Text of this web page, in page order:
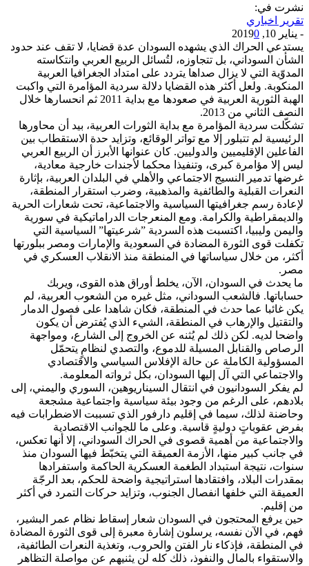
نشرت في:
تقرير اخباري
- يناير 10, 2019
0
يستدعي الحراك الذي يشهده السودان عدة قضايا، لا تقف عند حدود
الشأن السوداني، بل تتجاوزه، لتُسائل الربيع العربي وانتكاسته
المدوّية التي لا يزال صداها يتردد على امتداد الجغرافيا العربية
المنكوبة. ولعل أكثر هذه القضايا دلالة سردية المؤامرة التي واكبت
الهبة الثورية العربية في صعودها مع بداية 2011 ثم انحسارها خلال
النصف الثاني من 2013.
تشكّلت سردية المؤامرة مع بداية الثورات العربية، بيد أن محاورها
الرئيسية لم تتبلور إلا مع تواتر الوقائع، وتزايد حدة الاستقطاب بين
الفاعلين الإقليميين والدوليين. كان عنوانها الأبرز أن الربيع العربي
ليس إلا مؤامرة كبرى، وتنفيذا محكما لأجندات خارجية معادية،
غرضها تدمير النسيج الاجتماعي والأهلي في البلدان العربية، بإثارة
النعرات القبلية والطائفية والمذهبية، وضرب استقرار المنطقة،
لإعادة رسم جغرافيتها السياسية والاجتماعية، تحت شعارات الحرية
والديمقراطية والكرامة. ومع المنعرجات الدراماتيكية في سورية
واليمن وليبيا، اكتسبت هذه السردية ”شرعيتها” السياسية التي
تكفلت قوى الثورة المضادة في السعودية والإمارات ومصر ببلورتها
أكثر، من خلال سياساتها في المنطقة منذ الانقلاب العسكري في
مصر.
ما يحدث في السودان، الآن، يخلط أوراق هذه القوى، ويربك
حساباتها. فالشعب السوداني، مثل غيره من الشعوب العربية، لم
يكن غائبا عما حدث في المنطقة، فكان شاهدا على فصول الدمار
والتقتيل والإرهاب في المنطقة، الشيء الذي يُفترض أن يكون
واضحا لديه. لكن ذلك لم يُثنه عن الخروج إلى الشارع، ومواجهة
الرصاص والقنابل المسيلة للدموع، والتصدي لنظامٍ يتحمّل
المسؤولية الكاملة عن حالة الإفلاس السياسي والاقتصادي
والاجتماعي التي آل إليها السودان، بكل ثرواته المعلومة.
لم يفكر السودانيون في انتقال السيناريوهين، السوري واليمني، إلى
بلادهم، على الرغم من وجود بيئة سياسية واجتماعية مشجعة
وحاضنة لذلك، سيما في إقليم دارفور الذي تسببت الاضطرابات فيه
بفرض عقوباتٍ دوليةٍ قاسية. وعلى ما للجوانب الاقتصادية
والاجتماعية من أهمية قصوى في الحراك السوداني، إلا أنها تعكس،
في جانب كبير منها، الأزمة العميقة التي يتخبّط فيها السودان منذ
سنوات، نتيجة استبداد الطغمة العسكرية الحاكمة واستفرادها
بمقدرات البلاد، وافتقادها استراتيجية واضحة للحكم، بعد الرجّة
العميقة التي خلفها انفصال الجنوب، وتزايد حركات التمرد في أكثر
من إقليم.
حين يرفع المحتجون في السودان شعار إسقاط نظام عمر البشير،
فهم، في الآن نفسه، يرسلون إشارة معبرة إلى قوى الثورة المضادة
في المنطقة، فإذكاء نار الفتن والحروب، وتغذية النعرات الطائفية،
والاستقواء بالمال والنفوذ، ذلك كله لن يثنيهم عن مواصلة التظاهر